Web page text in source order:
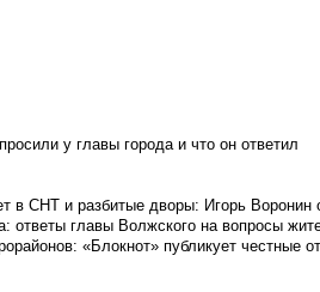
у главы города и что он ответил
в СНТ и разбитые дворы: Игорь
ответы главы Волжского на вопросы
«Блокнот» публикует честные